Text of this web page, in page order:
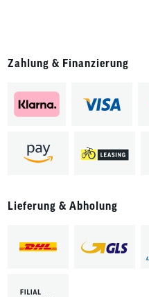
Zahlung & Finanzierung
Lieferung & Abholung